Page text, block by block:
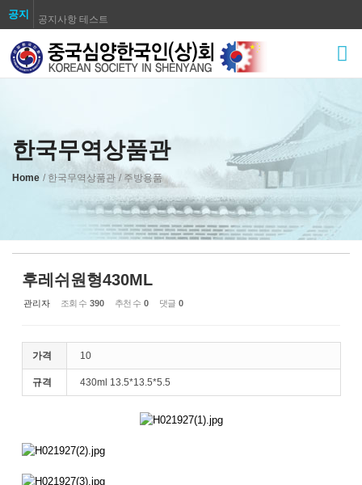
공지 공지사항 테스트
공지사항 테스트
공지사항 테스트
공지사항 테스트
한국무역상품관
Home / 한국무역상품관 / 주방용품
후레쉬원형430ML
관리자 조회 수 390 추천 수 0 댓글 0
가격 10
규격 430ml 13.5*13.5*5.5
Sketchbook5, 스케치북5
Sketchbook5, 스케치북5